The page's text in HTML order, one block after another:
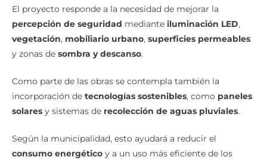
percepción de seguridadmedianteiluminación LED
vegetación ,mobiliario urbano,superficies permeables
y zonas desombra y descanso.
incorporación detecnologías sostenibles, comopaneles
solaresy sistemas derecolección de aguas pluviales.
consumo energéticoy a un uso más eficiente de los
recursos hídricos. La propuesta busca aumentar la